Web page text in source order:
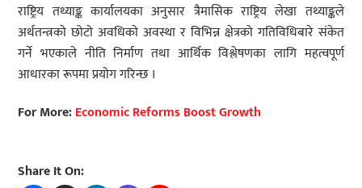
राष्ट्रिय तथ्याङ्क कार्यालयका अनुसार त्रैमासिक राष्ट्रिय लेखा तथ्याङ्कले
अर्थतन्त्रको छोटो अवधिको अवस्था र विभिन्न क्षेत्रको गतिविधिबारे संकेत
गर्ने भएकाले नीति निर्माण तथा आर्थिक विश्लेषणका लागि महत्वपूर्ण
आधारका रूपमा प्रयोग गरिन्छ ।
For More:Economic Reforms Boost Growth
Share It On: